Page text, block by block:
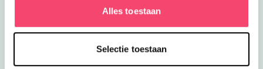
Alles toestaan
Selectie toestaan